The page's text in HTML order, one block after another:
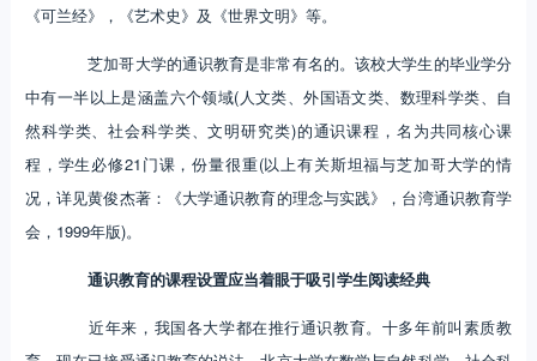
《可兰经》，《艺术史》及《世界文明》等。
芝加哥大学的通识教育是非常有名的。该校大学生的毕业学分
中有一半以上是涵盖六个领域(人文类、外国语文类、数理科学类、自
然科学类、社会科学类、文明研究类)的通识课程，名为共同核心课
程，学生必修21门课，份量很重(以上有关斯坦福与芝加哥大学的情
况，详见黄俊杰著：《大学通识教育的理念与实践》，台湾通识教育学
会，1999年版)。
通识教育的课程设置应当着眼于吸引学生阅读经典
近年来，我国各大学都在推行通识教育。十多年前叫素质教